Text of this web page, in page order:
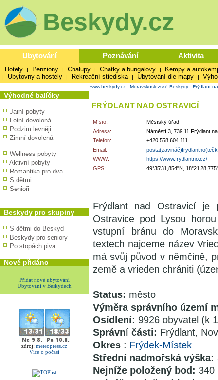
Beskydy.cz
Ubytování Poznávání Aktivita
Hotely | Penziony | Chalupy | Chatky a bungalovy | Kempy a
| Ubytovny a hostely | Rekreační střediska | Ubytování dle mapy |
Výhodné balíčky
Jarní pobyty
Letní dovolená
Podzim levněji
Zimní dovolená
Wellness pobyty
Aktivní pobyty
Romantika pro dva
S dětmi
Senioři
Beskydy pro skupiny
S dětmi do Beskyd
Beskydy pro seniory
Po stopách piva
Nově přidáno
Přidat nové ubytování
Ubytování v Beskydech
zdroj: meteopress.cz
Více o počasí
www.beskydy.cz - Moravskoslezské Beskydy - Frýdlant
FRÝDLANT NAD OSTRAVICÍ
Místo:
Městský úřad
Adresa:
Náměstí 3, 739 11 Frýdlant
Telefon:
+420 558 604 111
Email:
WWW:
https://www.frydlantno.cz/
GPS:
49°35'31,854"N,
Frýdlant nad Ostravicí je
Ostravice pod Lysou
vstupní bránu do
textech najdeme název
má svůj původ v němčině,
země a vrieden chrániti
Status: město
Výměra správního území
Osídlení: 9926 obyvatel (k
Správní části: Frýdlant,
Okres : Frýdek-Místek
Střední nadmořská výška:
Nejníže položený bod: 340